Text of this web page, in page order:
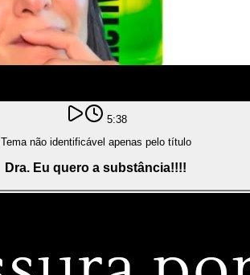
5:38
Tema não identificável apenas pelo título
Dra. Eu quero a substância!!!!